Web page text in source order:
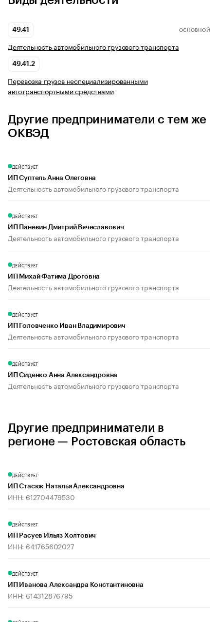
49.41 ОСНОВНОЙ
Деятельность автомобильного грузового транспорта
49.41.2
Перевозка грузов неспециализированными
автотранспортными средствами
Другие предприниматели с тем же
ОКВЭД
ДЕЙСТВУЕТ
ИП Суптель Анна Олеговна
Деятельность автомобильного грузового транспорта
ДЕЙСТВУЕТ
ИП Паневин Дмитрий Вячеславович
Деятельность автомобильного грузового транспорта
ДЕЙСТВУЕТ
ИП Михай Фатима Дроговна
Деятельность автомобильного грузового транспорта
ДЕЙСТВУЕТ
ИП Головченко Иван Владимирович
Деятельность автомобильного грузового транспорта
ДЕЙСТВУЕТ
ИП Сиденко Анна Александровна
Деятельность автомобильного грузового транспорта
Другие предприниматели в
регионе — Ростовская область
ДЕЙСТВУЕТ
ИП Стасюк Наталья Александровна
ИНН: 612704479530
ДЕЙСТВУЕТ
ИП Расуев Ильяз Холтович
ИНН: 641765602027
ДЕЙСТВУЕТ
ИП Иванова Александра Константиновна
ИНН: 614312876795